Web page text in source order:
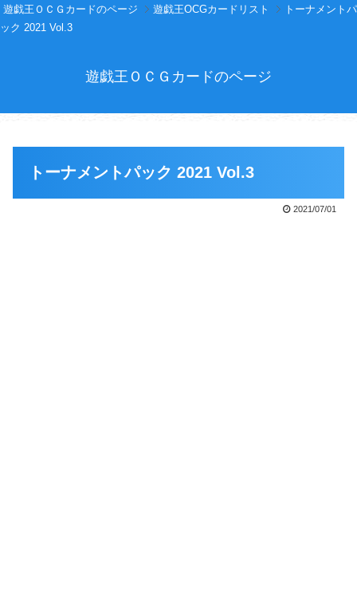
遊戯王ＯＣＧカードのページ 遊戯王OCGカードリスト
トーナメントパ
ック 2021 Vol.3
遊戯王ＯＣＧカードのページ
トーナメントパック 2021 Vol.3
2021/07/01